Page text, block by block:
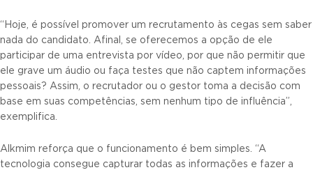
“Hoje, é possível promover um recrutamento às cegas sem saber
nada do candidato. Afinal, se oferecemos a opção de ele
participar de uma entrevista por vídeo, por que não permitir que
ele grave um áudio ou faça testes que não captem informações
pessoais? Assim, o recrutador ou o gestor toma a decisão com
base em suas competências, sem nenhum tipo de influência”,
exemplifica.
Alkmim reforça que o funcionamento é bem simples. “A
tecnologia consegue capturar todas as informações e fazer a